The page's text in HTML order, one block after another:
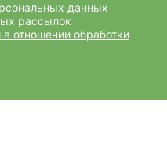
данных
рассылок
в отношении обработки